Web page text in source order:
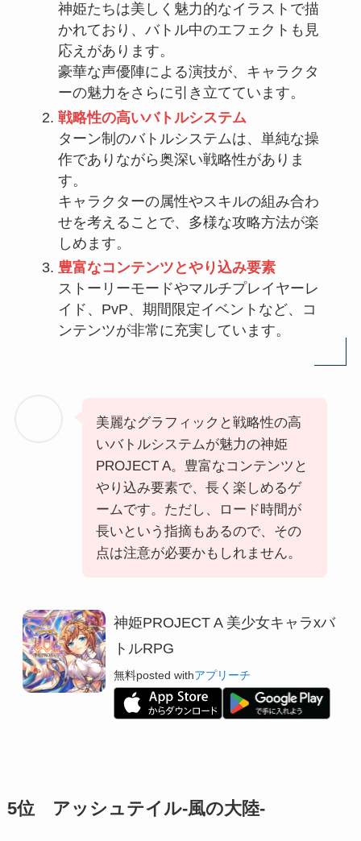
神姫たちは美しく魅力的なイラストで描
かれており、バトル中のエフェクトも見
応えがあります。
豪華な声優陣による演技が、キャラクタ
ーの魅力をさらに引き立てています。
戦略性の高いバトルシステム
ターン制のバトルシステムは、単純な操
作でありながら奥深い戦略性がありま
す。
キャラクターの属性やスキルの組み合わ
せを考えることで、多様な攻略方法が楽
しめます。
豊富なコンテンツとやり込み要素
ストーリーモードやマルチプレイヤーレ
イド、PvP、期間限定イベントなど、コ
ンテンツが非常に充実しています。
美麗なグラフィックと戦略性の高
いバトルシステムが魅力の神姫
PROJECT A。豊富なコンテンツと
やり込み要素で、長く楽しめるゲ
ームです。ただし、ロード時間が
長いという指摘もあるので、その
点は注意が必要かもしれません。
神姫PROJECT A 美少女キャラxバ
トルRPG
無料posted withアプリーチ
5位 アッシュテイル-風の大陸-